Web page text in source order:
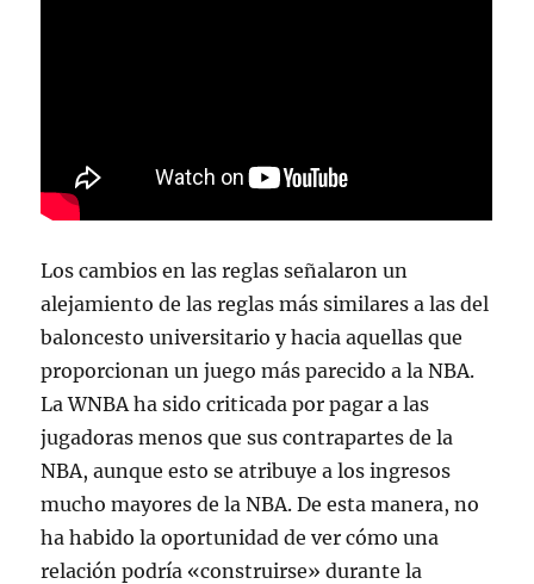
Los cambios en las reglas señalaron un
alejamiento de las reglas más similares a las del
baloncesto universitario y hacia aquellas que
proporcionan un juego más parecido a la NBA.
La WNBA ha sido criticada por pagar a las
jugadoras menos que sus contrapartes de la
NBA, aunque esto se atribuye a los ingresos
mucho mayores de la NBA. De esta manera, no
ha habido la oportunidad de ver cómo una
relación podría «construirse» durante la